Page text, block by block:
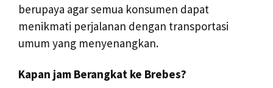
berupaya agar semua konsumen dapat
menikmati perjalanan dengan transportasi
umum yang menyenangkan.
Kapan jam Berangkat ke Brebes?